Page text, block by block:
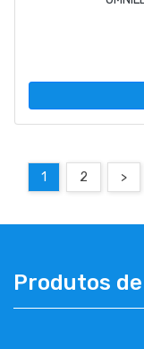
1 2 >
Produtos